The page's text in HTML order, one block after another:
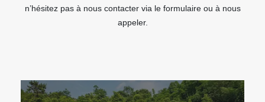
n’hésitez pas à nous contacter via le formulaire ou à nous
appeler.